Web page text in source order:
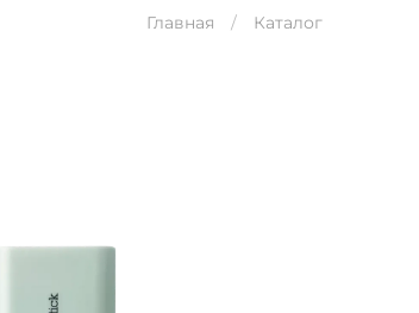
Главная Каталог